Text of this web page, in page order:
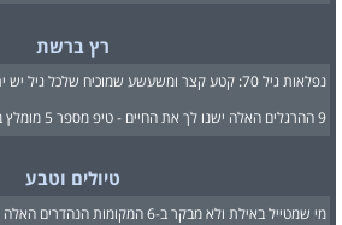
רץ ברשת
נפלאות גיל 70: קטע קצר ומשעשע שמוכיח שלכל גיל יש יתרונות!
9 ההרגלים האלה ישנו לך את החיים - טיפ מספר 5 מומלץ בחום!
טיולים וטבע
מי שמטייל באילת ולא מבקר ב-6 המקומות הנהדרים האלה - מפספס!